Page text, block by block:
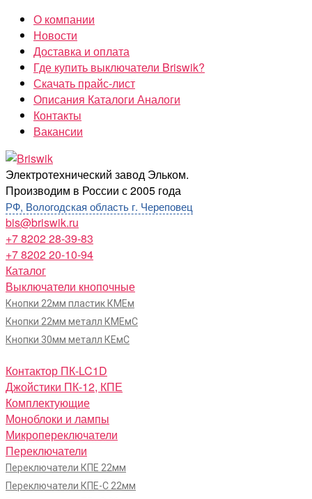
Перейти
содержимому
О компании
Новости
Доставка и оплата
Где купить выключатели Briswik?
Скачать прайс-лист
Описания Каталоги Аналоги
Контакты
Вакансии
Briswik
Электротехнический завод Эльком.
Производим в России с 2005 года
РФ, Вологодская область г. Череповец
bis@briswik.ru
+7 8202 28-39-83
+7 8202 20-10-94
Каталог
Выключатели кнопочные
Кнопки 22мм пластик КМЕм
Кнопки 22мм металл КМЕмС
Кнопки 30мм металл КЕмС
Контактор ПК-LC1D
Джойстики ПК-12, КПЕ
Комплектующие
Моноблоки и лампы
Микропереключатели
Переключатели
Переключатели КПЕ 22мм
Переключатели КПЕ-С 22мм